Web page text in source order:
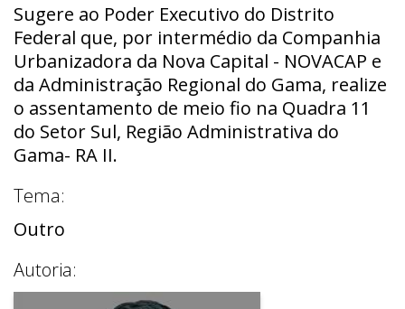
Sugere ao Poder Executivo do Distrito
Federal que, por intermédio da Companhia
Urbanizadora da Nova Capital - NOVACAP e
da Administração Regional do Gama, realize
o assentamento de meio fio na Quadra 11
do Setor Sul, Região Administrativa do
Gama- RA II.
Tema:
Outro
Autoria: